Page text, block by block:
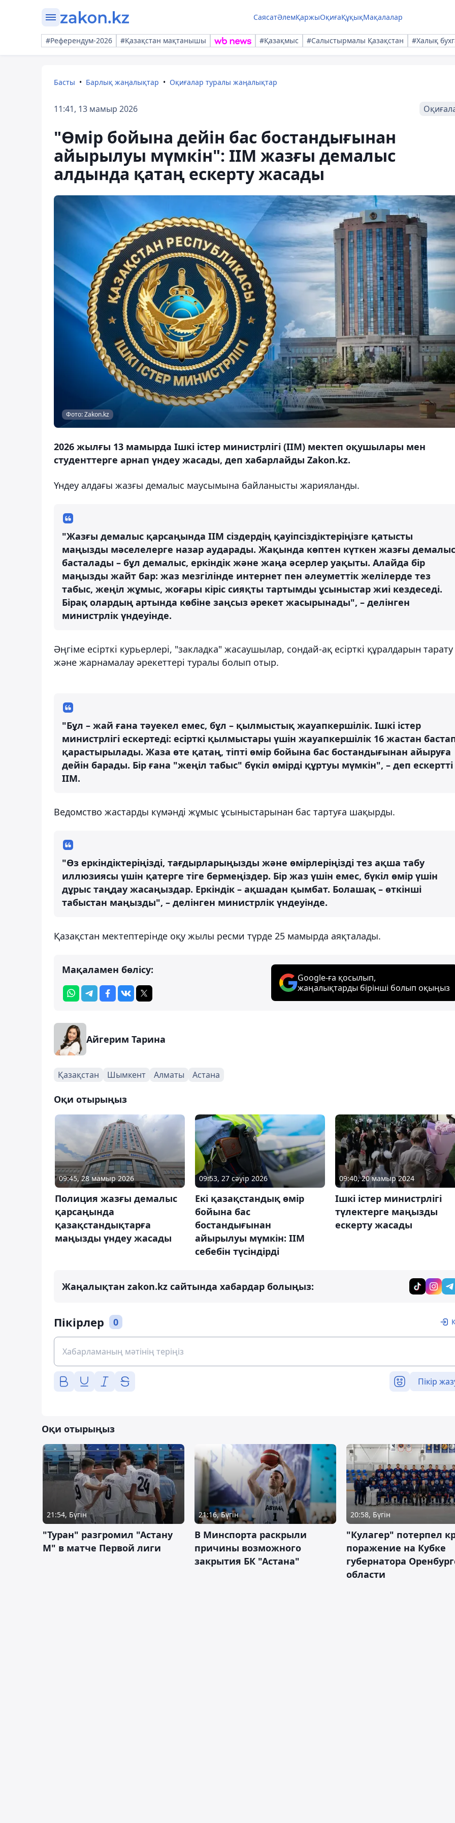
СаясатӘлемҚаржыОқиғаҚұқықМақалалар
#Референдум-2026 #Қазақстан мақтанышы #Қазақмыс #Салыстырмалы Қазақстан #Халық
Басты Барлық жаңалықтар Оқиғалар туралы жаңалықтар
11:41, 13 мамыр 2026
"Өмір бойына дейін бас бостандығынан
айырылуы мүмкін": ІІМ жазғы демалыс
алдында қатаң ескерту жасады
Фото: Zakon.kz
2026 жылғы 13 мамырда Ішкі істер министрлігі (ІІМ) мектеп оқушылары мен
студенттерге арнап үндеу жасады, деп хабарлайды Zakon.kz.
Үндеу алдағы жазғы демалыс маусымына байланысты жарияланды.
"Жазғы демалыс қарсаңында ІІМ сіздердің қауіпсіздіктеріңізге қатысты
маңызды мәселелерге назар аударады. Жақында көптен күткен жазғы демалыс
басталады – бұл демалыс, еркіндік және жаңа әсерлер уақыты. Алайда бір
маңызды жайт бар: жаз мезгілінде интернет пен әлеуметтік желілерде тез
табыс, жеңіл жұмыс, жоғары кіріс сияқты тартымды ұсыныстар жиі кездеседі.
Бірақ олардың артында көбіне заңсыз әрекет жасырынады", – делінген
министрлік үндеуінде.
Әңгіме есірткі курьерлері, "закладка" жасаушылар, сондай-ақ есірткі құралдарын тарату
және жарнамалау әрекеттері туралы болып отыр.
"Бұл – жай ғана тәуекел емес, бұл – қылмыстық жауапкершілік. Ішкі істер
министрлігі ескертеді: есірткі қылмыстары үшін жауапкершілік 16 жастан
қарастырылады. Жаза өте қатаң, тіпті өмір бойына бас бостандығынан айыруға
дейін барады. Бір ғана "жеңіл табыс" бүкіл өмірді құртуы мүмкін", – деп ескертті
ІІМ.
Ведомство жастарды күмәнді жұмыс ұсыныстарынан бас тартуға шақырды.
"Өз еркіндіктеріңізді, тағдырларыңызды және өмірлеріңізді тез ақша табу
иллюзиясы үшін қатерге тіге бермеңіздер. Бір жаз үшін емес, бүкіл өмір үшін
дұрыс таңдау жасаңыздар. Еркіндік – ақшадан қымбат. Болашақ – өткінші
табыстан маңызды", – делінген министрлік үндеуінде.
Қазақстан мектептерінде оқу жылы ресми түрде 25 мамырда аяқталады.
Мақаламен бөлісу:
Google-ға қосылып,
жаңалықтарды бірінші болып оқыңыз
Айгерим Тарина
Қазақстан Шымкент Алматы Астана
Оқи отырыңыз
09:45, 28 мамыр 2026
Полиция жазғы демалыс
қарсаңында
қазақстандықтарға
маңызды үндеу жасады
09:53, 27 сәуір 2026
Екі қазақстандық өмір
бойына бас
бостандығынан
айырылуы мүмкін: ІІМ
себебін түсіндірді
09:40, 20 мамыр 2024
Ішкі істер министрлігі
түлектерге маңызды
ескерту жасады
Жаңалықтан zakon.kz сайтында хабардар болыңыз:
Пікірлер 0
Пікір
Оқи отырыңыз
21:54, Бүгін
"Туран" разгромил "Астану
М" в матче Первой лиги
21:16, Бүгін
В Минспорта раскрыли
причины возможного
закрытия БК "Астана"
20:58, Бүгін
"Кулагер" потерпел
поражение на Кубке
губернатора
области